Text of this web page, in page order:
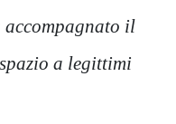
accompagnato il
a legittimi